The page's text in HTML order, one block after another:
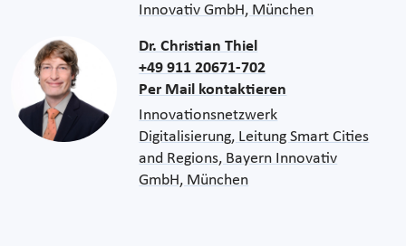
Innovativ GmbH, München
Dr. Christian Thiel
+49 911 20671-702
Per Mail kontaktieren
Innovationsnetzwerk
Digitalisierung, Leitung Smart Cities
and Regions, Bayern Innovativ
GmbH, München